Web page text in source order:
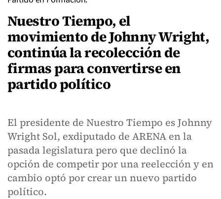
Nuestro Tiempo, el
movimiento de Johnny Wright,
continúa la recolección de
firmas para convertirse en
partido político
El presidente de Nuestro Tiempo es Johnny
Wright Sol, exdiputado de ARENA en la
pasada legislatura pero que declinó la
opción de competir por una reelección y en
cambio optó por crear un nuevo partido
político.